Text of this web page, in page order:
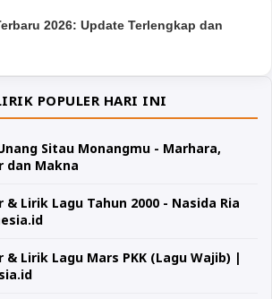
2026: Update Terlengkap dan
POPULER HARI INI
Sitau Monangmu - Marhara,
dan Makna
& Lirik Lagu Tahun 2000 - Nasida Ria
& Lirik Lagu Mars PKK (Lagu Wajib) |